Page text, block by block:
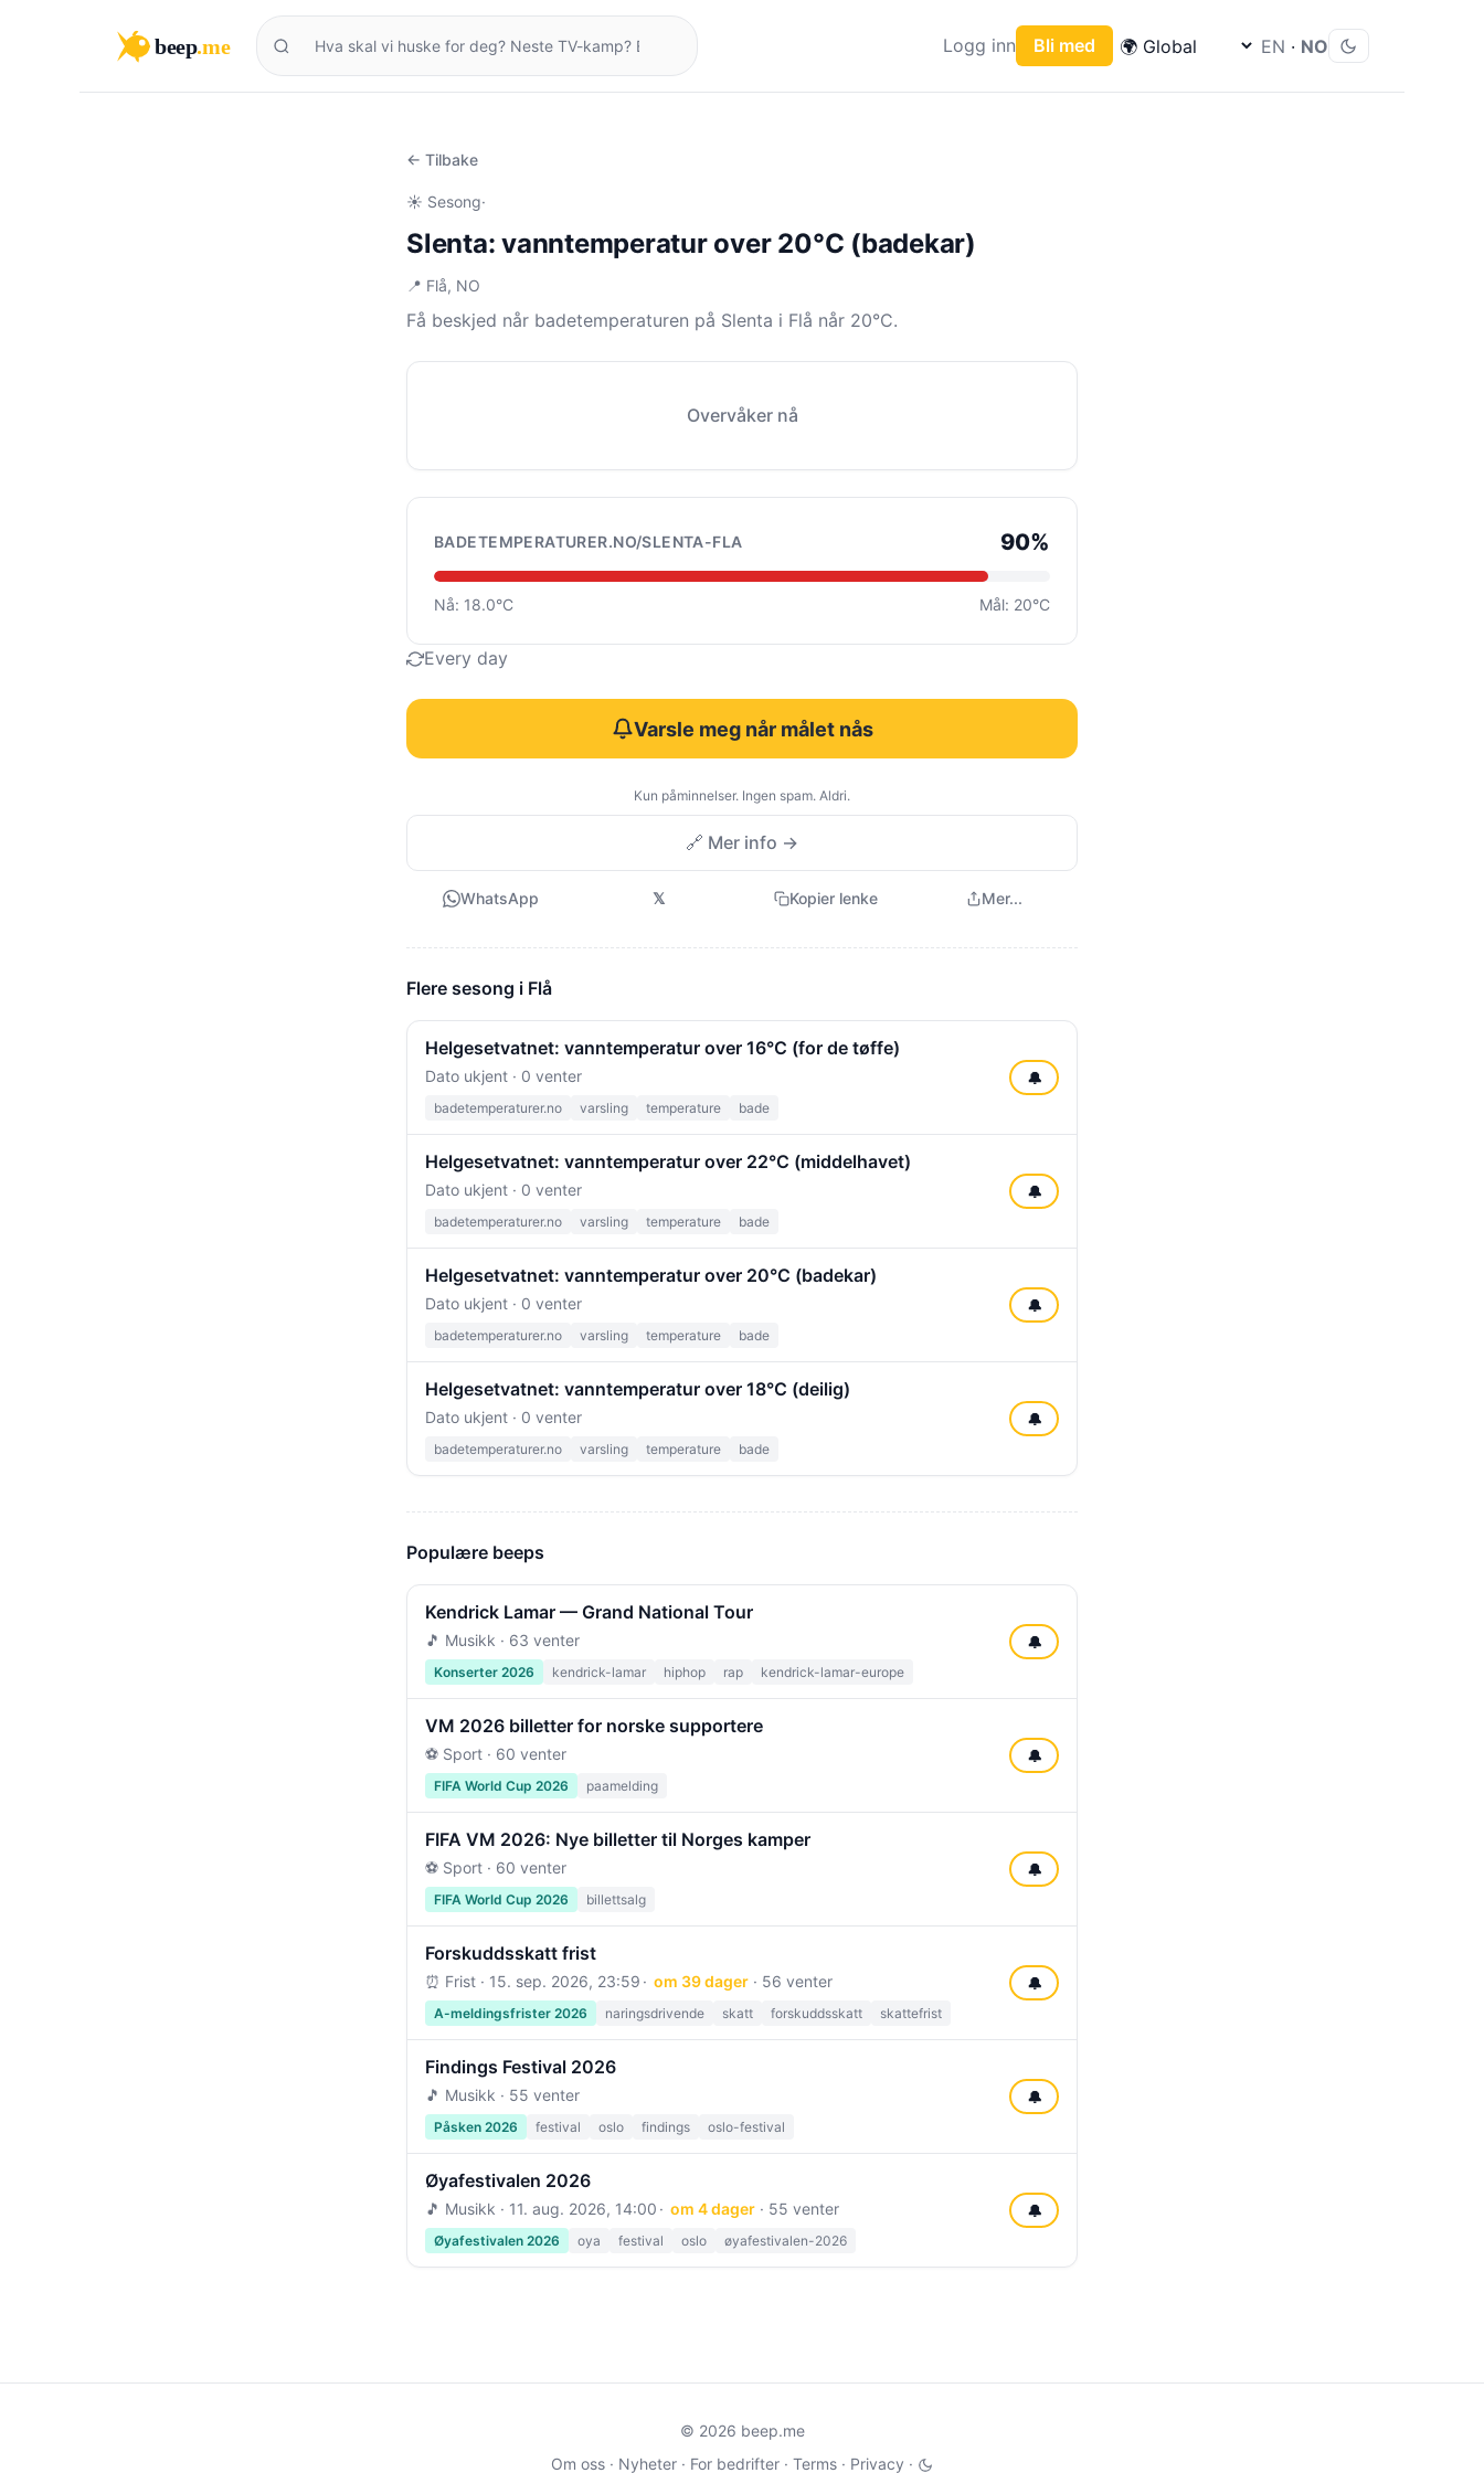
beep.me Logg inn Bli med EN · NO
← Tilbake
☀️ Sesong·
Slenta: vanntemperatur over 20°C (badekar)
📍 Flå, NO
Få beskjed når badetemperaturen på Slenta i Flå når 20°C.
Overvåker nå
BADETEMPERATURER.NO/SLENTA-FLA 90%
Nå: 18.0°C Mål: 20°C
Every day
Varsle meg når målet nås
Kun påminnelser. Ingen spam. Aldri.
🔗 Mer info →
WhatsApp 𝕏 Kopier lenke Mer...
Flere sesong i Flå
Helgesetvatnet: vanntemperatur over 16°C (for de tøffe)
Dato ukjent · 0 venter
badetemperaturer.no varsling temperature bade
🔔
Helgesetvatnet: vanntemperatur over 22°C (middelhavet)
Dato ukjent · 0 venter
badetemperaturer.no varsling temperature bade
🔔
Helgesetvatnet: vanntemperatur over 20°C (badekar)
Dato ukjent · 0 venter
badetemperaturer.no varsling temperature bade
🔔
Helgesetvatnet: vanntemperatur over 18°C (deilig)
Dato ukjent · 0 venter
badetemperaturer.no varsling temperature bade
🔔
Populære beeps
Kendrick Lamar — Grand National Tour
🎵 Musikk · 63 venter
Konserter 2026 kendrick-lamar hiphop rap kendrick-lamar-europe
🔔
VM 2026 billetter for norske supportere
⚽ Sport · 60 venter
FIFA World Cup 2026 paamelding
🔔
FIFA VM 2026: Nye billetter til Norges kamper
⚽ Sport · 60 venter
FIFA World Cup 2026 billettsalg
🔔
Forskuddsskatt frist
⏰ Frist · 15. sep. 2026, 23:59 om 39 dager· 56 venter
A-meldingsfrister 2026 naringsdrivende skatt forskuddsskatt skattefrist
🔔
Findings Festival 2026
🎵 Musikk · 55 venter
Påsken 2026 festival oslo findings oslo-festival
🔔
Øyafestivalen 2026
🎵 Musikk · 11. aug. 2026, 14:00 om 4 dager· 55 venter
Øyafestivalen 2026 oya festival oslo øyafestivalen-2026
🔔
© 2026 beep.me
Om oss · Nyheter · For bedrifter · Terms · Privacy ·